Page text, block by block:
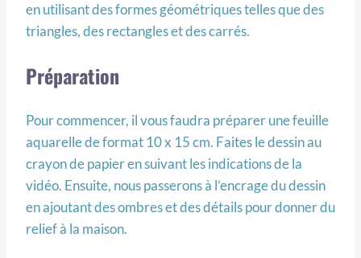
en utilisant des formes géométriques telles que des
triangles, des rectangles et des carrés.
Préparation
Pour commencer, il vous faudra préparer une feuille
aquarelle de format 10 x 15 cm. Faites le dessin au
crayon de papier en suivant les indications de la
vidéo. Ensuite, nous passerons à l’encrage du dessin
en ajoutant des ombres et des détails pour donner du
relief à la maison.